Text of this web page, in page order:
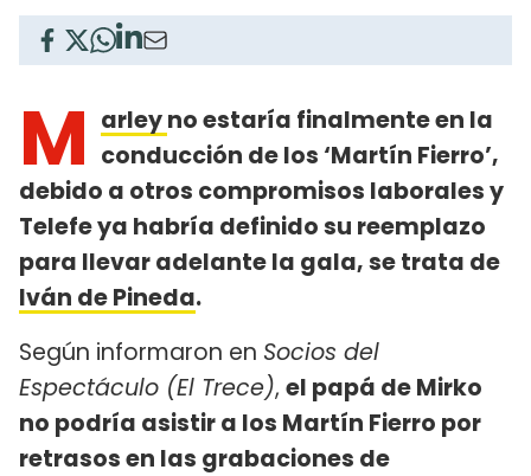
M arleyno estaría finalmente en la
conducción de los ‘Martín Fierro’,
debido a otros compromisos laborales y
Telefe ya habría definido su reemplazo
para llevar adelante la gala, se trata de
Iván de Pineda.
Según informaron en Socios del
Espectáculo (El Trece), el papá de Mirko
no podría asistir a los Martín Fierro por
retrasos en las grabaciones de